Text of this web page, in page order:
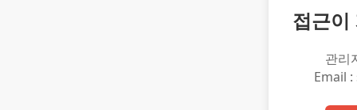
접근이
관리
Email